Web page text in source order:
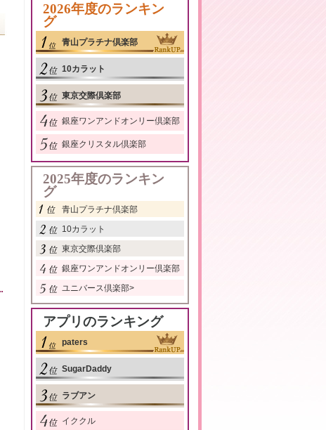
2026年度のランキン
グ
青山プラチナ倶楽部
10カラット
東京交際倶楽部
銀座ワンアンドオンリー倶楽部
銀座クリスタル倶楽部
2025年度のランキン
グ
青山プラチナ倶楽部
10カラット
東京交際倶楽部
銀座ワンアンドオンリー倶楽部
ユニバース倶楽部>
アプリのランキング
paters
SugarDaddy
ラブアン
イククル